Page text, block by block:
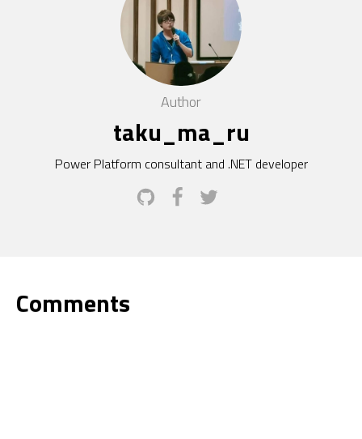
Author
taku_ma_ru
Power Platform consultant and .NET developer
Comments